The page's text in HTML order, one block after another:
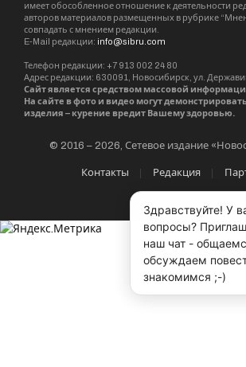
имеет обособленное отношение к деятельности
авторов материалов размещенных в рубрике
совпадать с мнением редакции.
E-Mail редакции: info@sibru.com
Телефон редакции: +7 913 002 24 80
Адрес редакции: 630091, Новосибирск, ул.
Сайт является средством массовой
На сайте в фото и видео могут
изделия – курение вредит Вашему здоровью.
© 2016 – 2026, Сетевое издание
Контакты Редакция
Здравствуйте! У
вопросы?
наш чат -
обсуждаем
знакомимся ;-)